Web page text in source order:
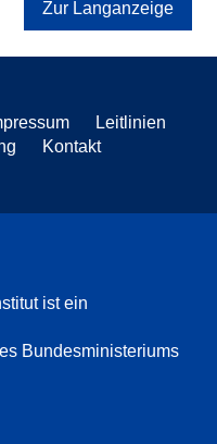
Zur Langanzeige
Leitlinien
Kontakt
ist ein
Bundesministeriums